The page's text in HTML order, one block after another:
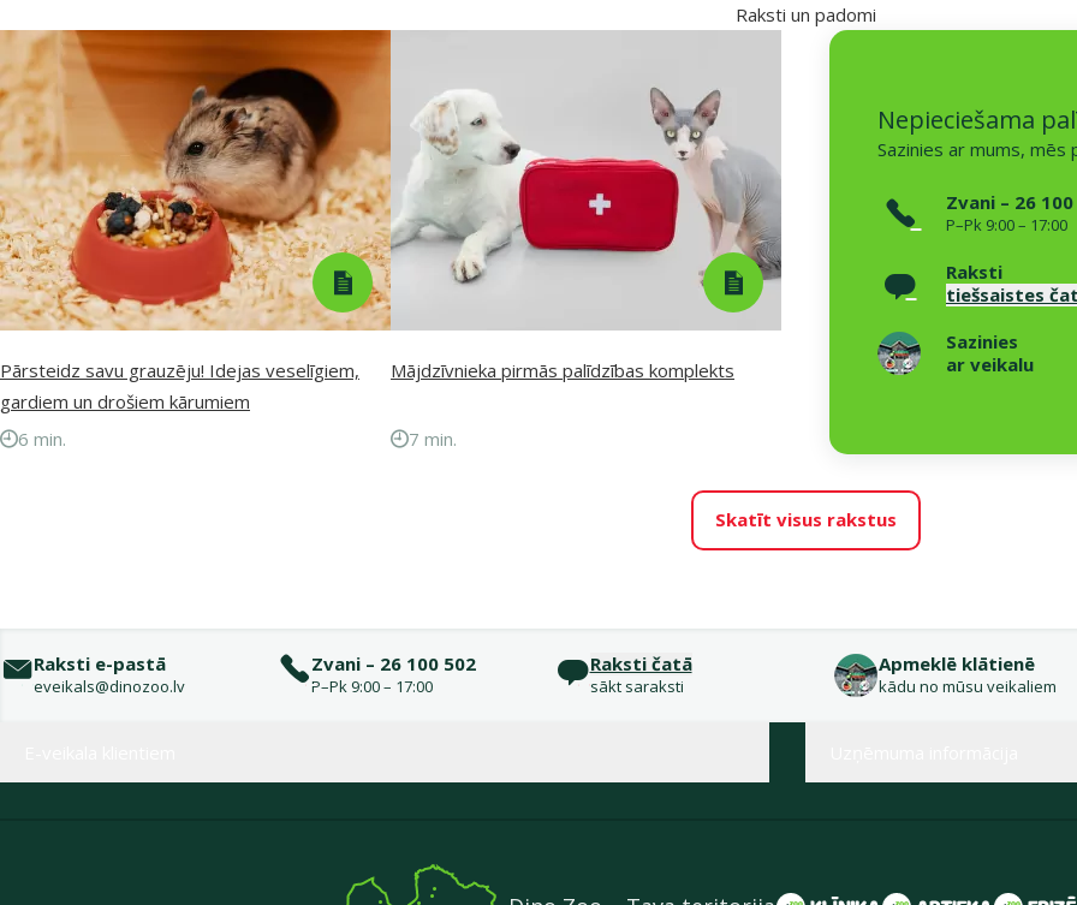
Raksti un padomi
Nepieciešama
Sazinies ar mums, mēs
Zvani – 26
P–Pk 9:00 – 17:00
Raksti
tiešsaistes
Sazinies
ar veikalu
Pārsteidz savu grauzēju! Idejas veselīgiem,
gardiem un drošiem kārumiem
6 min.
Mājdzīvnieka pirmās palīdzības komplekts
7 min.
Skatīt visus rakstus
Raksti e-pastā
eveikals@dinozoo.lv
Zvani – 26 100 502
P–Pk 9:00 – 17:00
Raksti čatā
sākt saraksti
Apmeklē klātienē
kādu no mūsu veikaliem